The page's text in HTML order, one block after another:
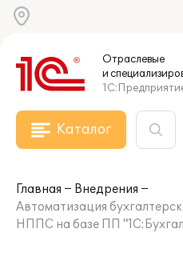
Отраслевые
и
Каталог
Главная
Внедрения
Автоматизация
НППС на базе ПП